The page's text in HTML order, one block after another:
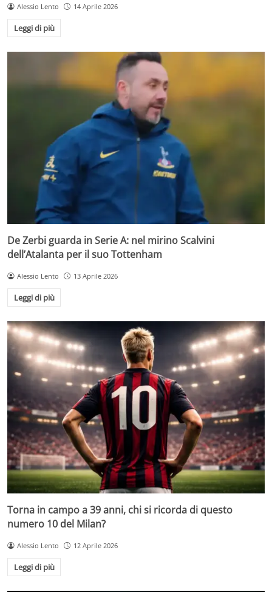
Alessio Lento 14 Aprile 2026
Leggi di più
De Zerbi guarda in Serie A: nel mirino Scalvini
dell’Atalanta per il suo Tottenham
Alessio Lento 13 Aprile 2026
Leggi di più
Torna in campo a 39 anni, chi si ricorda di questo
numero 10 del Milan?
Alessio Lento 12 Aprile 2026
Leggi di più